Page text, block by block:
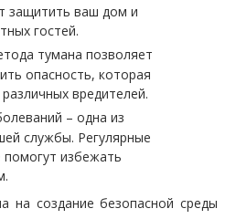
защитить ваш дом и
гостей.
тумана позволяет
опасность, которая
вредителей.
– одна из
службы. Регулярные
избежать
на создание безопасной среды